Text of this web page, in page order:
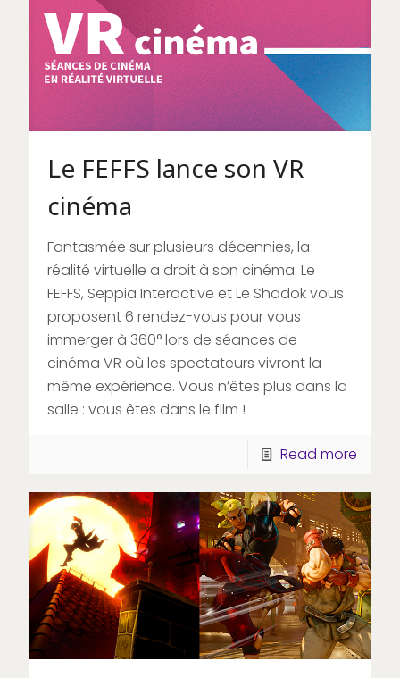
Le FEFFS lance son VR
cinéma
Fantasmée sur plusieurs décennies, la
réalité virtuelle a droit à son cinéma. Le
FEFFS, Seppia Interactive et Le Shadok vous
proposent 6 rendez-vous pour vous
immerger à 360° lors de séances de
cinéma VR où les spectateurs vivront la
même expérience. Vous n’êtes plus dans la
salle : vous êtes dans le film !
Read more